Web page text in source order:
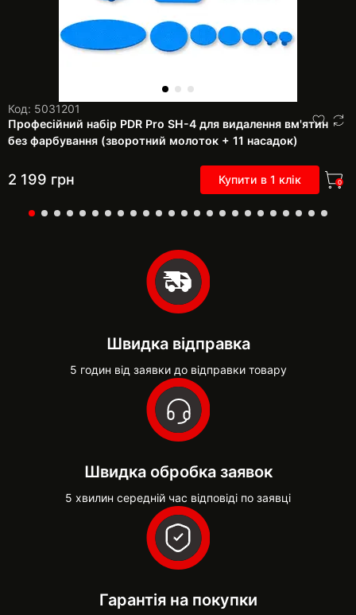
Код: 5031201
Професійний набір PDR Pro SH-4 для видалення вм'ятин
без фарбування (зворотний молоток + 11 насадок)
2 199 грн Купити в 1 клік 0
Швидка відправка
5 годин від заявки до відправки товару
Швидка обробка заявок
5 хвилин середній час відповіді по заявці
Гарантія на покупки